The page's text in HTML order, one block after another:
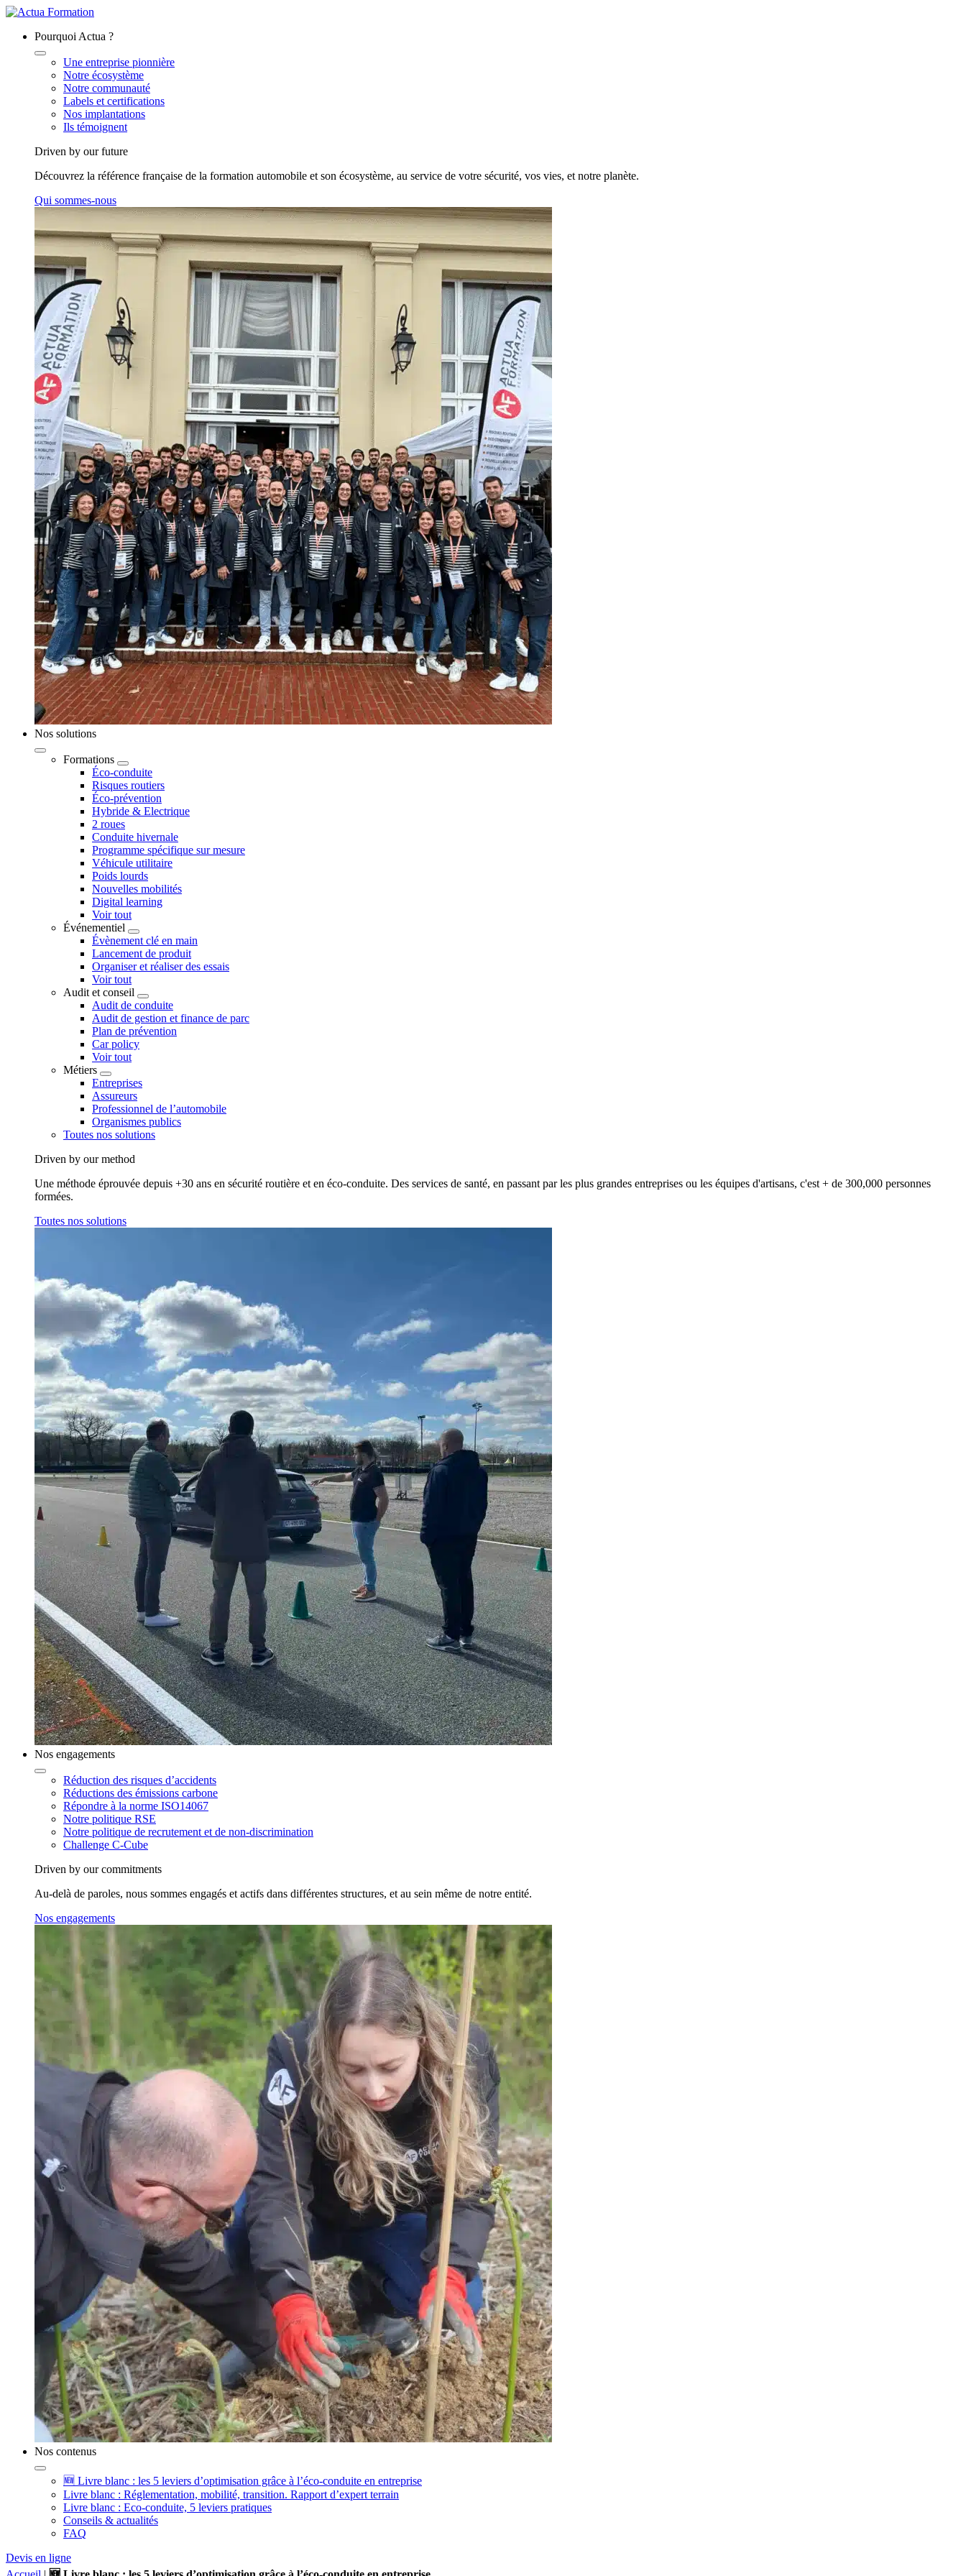
Pourquoi Actua ?
Une entreprise pionnière
Notre écosystème
Notre communauté
Labels et certifications
Nos implantations
Ils témoignent
Driven by our future
Découvrez la référence française de la formation automobile et son écosystème, au service de votre sécurité, vos vies, et notre planète.
Qui sommes-nous
Nos solutions
Formations
Éco-conduite
Risques routiers
Éco-prévention
Hybride & Electrique
2 roues
Conduite hivernale
Programme spécifique sur mesure
Véhicule utilitaire
Poids lourds
Nouvelles mobilités
Digital learning
Voir tout
Événementiel
Évènement clé en main
Lancement de produit
Organiser et réaliser des essais
Voir tout
Audit et conseil
Audit de conduite
Audit de gestion et finance de parc
Plan de prévention
Car policy
Voir tout
Métiers
Entreprises
Assureurs
Professionnel de l’automobile
Organismes publics
Toutes nos solutions
Driven by our method
Une méthode éprouvée depuis +30 ans en sécurité routière et en éco-conduite. Des services de santé, en passant par les plus grandes entreprises ou les équipes d'artisans, c'est + de 300,000 personnes
formées.
Toutes nos solutions
Nos engagements
Réduction des risques d’accidents
Réductions des émissions carbone
Répondre à la norme ISO14067
Notre politique RSE
Notre politique de recrutement et de non-discrimination
Challenge C-Cube
Driven by our commitments
Au-delà de paroles, nous sommes engagés et actifs dans différentes structures, et au sein même de notre entité.
Nos engagements
Nos contenus
🆕 Livre blanc : les 5 leviers d’optimisation grâce à l’éco-conduite en entreprise
Livre blanc : Réglementation, mobilité, transition. Rapport d’expert terrain
Livre blanc : Eco-conduite, 5 leviers pratiques
Conseils & actualités
FAQ
Devis en ligne